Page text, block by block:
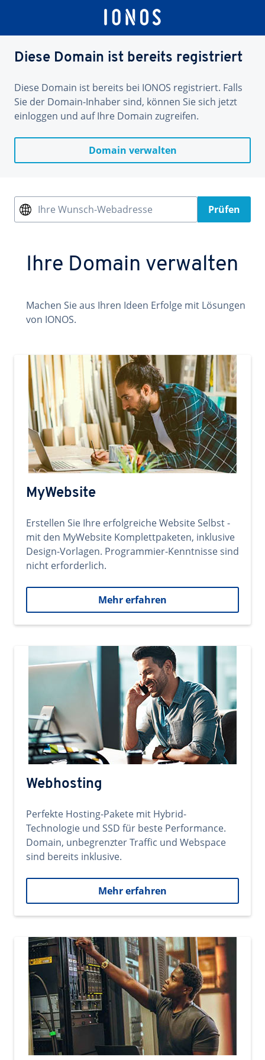
Diese Domain ist bereits registriert
Diese Domain ist bereits bei IONOS registriert. Falls
Sie der Domain-Inhaber sind, können Sie sich jetzt
einloggen und auf Ihre Domain zugreifen.
Domain verwalten
Ihre Wunsch-Webadresse Prüfen
Ihre Domain verwalten
Machen Sie aus Ihren Ideen Erfolge mit Lösungen
von IONOS.
MyWebsite
Erstellen Sie Ihre erfolgreiche Website Selbst -
mit den MyWebsite Komplettpaketen, inklusive
Design-Vorlagen. Programmier-Kenntnisse sind
nicht erforderlich.
Mehr erfahren
Webhosting
Perfekte Hosting-Pakete mit Hybrid-
Technologie und SSD für beste Performance.
Domain, unbegrenzter Traffic und Webspace
sind bereits inklusive.
Mehr erfahren